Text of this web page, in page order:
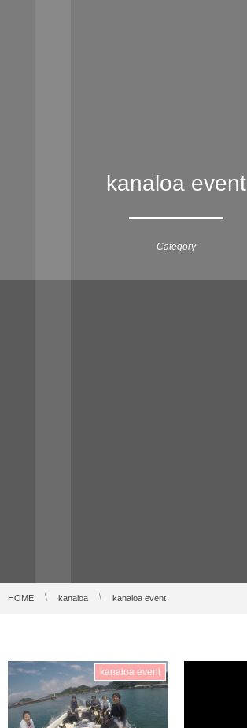
kanaloa event
Category
HOME kanaloa kanaloa event
kanaloa event